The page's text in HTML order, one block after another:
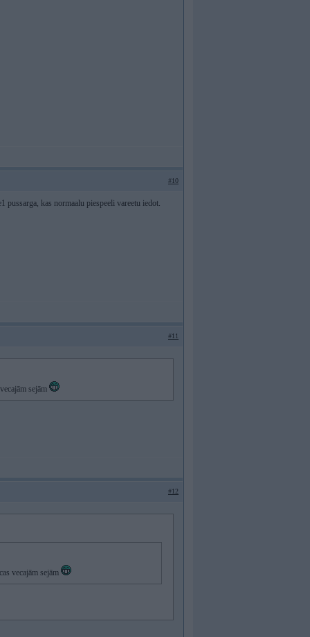
#10
kas normaalu piespeeli vareetu iedot.
#11
sejām
#12
vecajām sejām